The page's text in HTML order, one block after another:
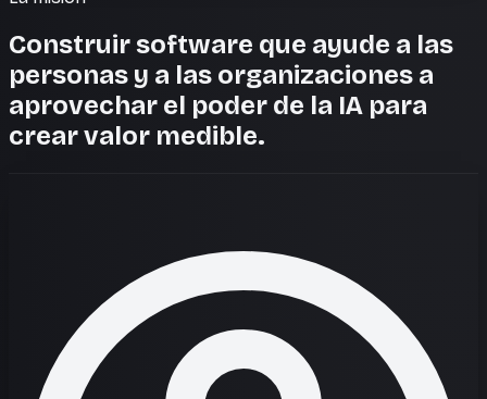
Construir software que ayude a las
personas y a las organizaciones a
aprovechar el poder de la IA para
crear valor medible.